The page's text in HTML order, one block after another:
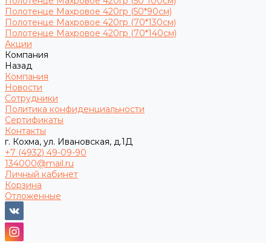
Полотенце Махровое 420гр (50*90см)
Полотенце Махровое 420гр (70*130см)
Полотенце Махровое 420гр (70*140см)
Акции
Компания
Назад
Компания
Новости
Сотрудники
Политика конфиденциальности
Сертификаты
Контакты
г. Кохма, ул. Ивановская, д.1Д
+7 (4932) 49-09-90
134000@mail.ru
Личный кабинет
Корзина
Отложенные